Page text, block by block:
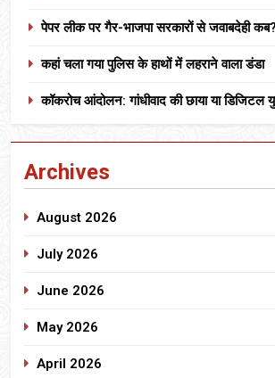
पेपर लीक पर गैर-भाजपा सरकारों से जवाबदेही कब?
कहां चला गया पुलिस के हाथों में लहराने वाला डंडा
कॉकरोच आंदोलन: गांधीवाद की छाया या डिजिटल
Archives
August 2026
July 2026
June 2026
May 2026
April 2026